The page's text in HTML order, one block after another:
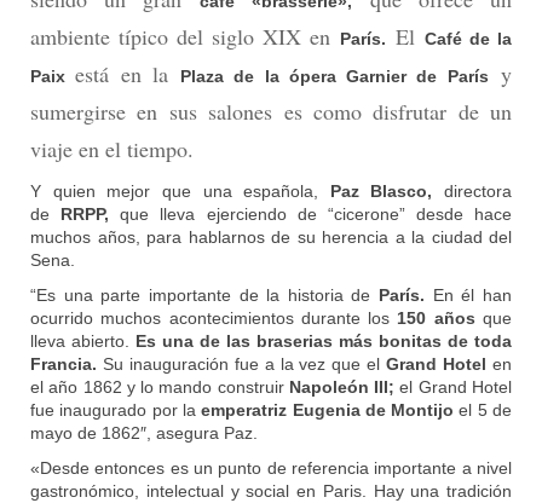
ambiente típico del siglo XIX en París. El Café de la
Paixestá en la Plaza de la ópera Garnier de París
y
sumergirse en sus salones es como disfrutar de un
viaje en el tiempo.
Y quien mejor que una española, Paz Blasco, directora
de RRPP, que lleva ejerciendo de “cicerone” desde hace
muchos años, para hablarnos de su herencia a la ciudad del
Sena.
“Es una parte importante de la historia de París. En él han
ocurrido muchos acontecimientos durante los 150 años que
lleva abierto.
Es una de las braserias más bonitas de toda
Francia. Su inauguración fue a la vez que elGrand Hotel en
el año 1862 y lo mando construir Napoleón III; el Grand Hotel
fue inaugurado por laemperatriz Eugenia de Montijo el 5 de
mayo de 1862″, asegura Paz.
«Desde entonces es un punto de referencia importante a nivel
gastronómico, intelectual y social en Paris. Hay una tradición